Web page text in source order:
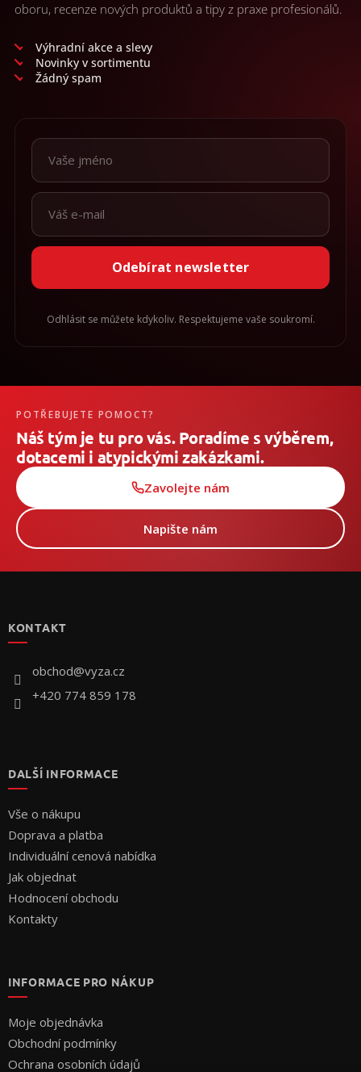
oboru, recenze nových produktů a tipy z praxe profesionálů.
Výhradní akce a slevy
Novinky v sortimentu
Žádný spam
Odebírat newsletter
Odhlásit se můžete kdykoliv. Respektujeme vaše soukromí.
POTŘEBUJETE POMOCT?
Náš tým je tu pro vás. Poradíme s výběrem,
dotacemi i atypickými zakázkami.
Zavolejte nám
Napište nám
KONTAKT
obchod@vyza.cz
+420 774 859 178
DALŠÍ INFORMACE
Vše o nákupu
Doprava a platba
Individuální cenová nabídka
Jak objednat
Hodnocení obchodu
Kontakty
INFORMACE PRO NÁKUP
Moje objednávka
Obchodní podmínky
Ochrana osobních údajů